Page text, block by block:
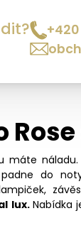
+420
do
lux.Nabídka